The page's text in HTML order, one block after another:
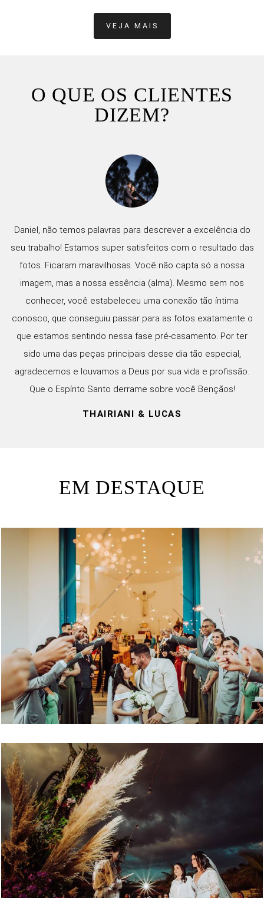
VEJA MAIS
O QUE OS CLIENTES
DIZEM?
Daniel, não temos palavras para descrever a excelência do
seu trabalho! Estamos super satisfeitos com o resultado das
fotos. Ficaram maravilhosas. Você não capta só a nossa
imagem, mas a nossa essência (alma). Mesmo sem nos
conhecer, você estabeleceu uma conexão tão íntima
conosco, que conseguiu passar para as fotos exatamente o
que estamos sentindo nessa fase pré-casamento. Por ter
sido uma das peças principais desse dia tão especial,
agradecemos e louvamos a Deus por sua vida e profissão.
Que o Espírito Santo derrame sobre você Bençãos!
THAIRIANI & LUCAS
EM DESTAQUE
4145 5
3971 18